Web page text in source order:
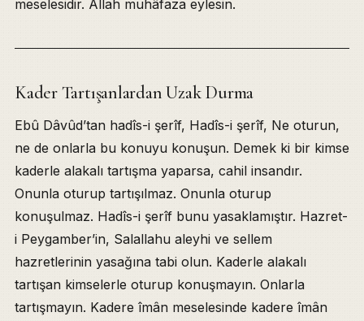
meselesidir. Allah muhâfaza eylesin.
Kader Tartışanlardan Uzak Durma
Ebû Dâvûd’tan hadîs-i şerîf, Hadîs-i şerîf, Ne oturun,
ne de onlarla bu konuyu konuşun. Demek ki bir kimse
kaderle alakalı tartışma yaparsa, cahil insandır.
Onunla oturup tartışılmaz. Onunla oturup
konuşulmaz. Hadîs-i şerîf bunu yasaklamıştır. Hazret-
i Peygamber’in, Salallahu aleyhi ve sellem
hazretlerinin yasağına tabi olun. Kaderle alakalı
tartışan kimselerle oturup konuşmayın. Onlarla
tartışmayın. Kadere îmân meselesinde kadere îmân